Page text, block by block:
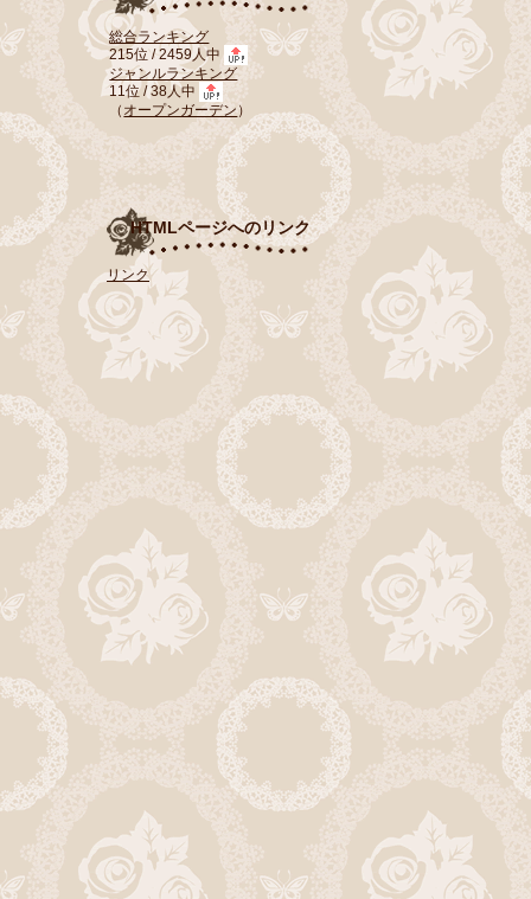
総合ランキング
215位 / 2459人中
ジャンルランキング
11位 / 38人中
（ オープンガーデン）
HTMLページへのリンク
リンク